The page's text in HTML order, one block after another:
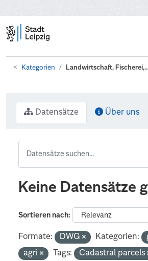
Kategorien Landwirtschaft,
Datensätze Über uns
Keine Datensätze
Sortieren nach
Formate: DWG Kategorien:
agri
Tags: Cadastral parcels